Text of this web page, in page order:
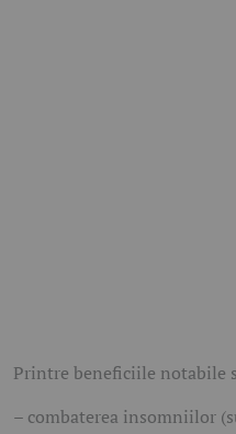
Printre beneficiile notabile
– combaterea insomniilor